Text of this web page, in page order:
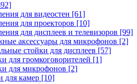
для видеостен [61]
для проекторов [10]
для дисплеев и телевизоров [99]
аксессуары для микрофонов [2]
стойки для дисплеев [57]
для громкоговорителей [1]
для микрофонов [2]
для камер [10]